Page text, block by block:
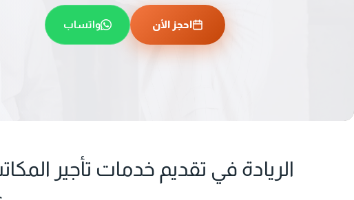
احجز اﻷن واتساب
الريادة في تقديم خدمات تأجير